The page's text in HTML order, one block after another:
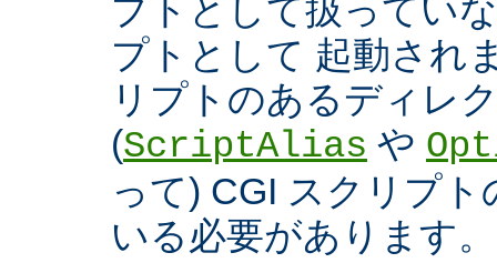
プトとして扱ってい
プトとして 起動され
リプトのあるディレ
(ScriptAlias や
って) CGI スクリプ
いる必要があります。